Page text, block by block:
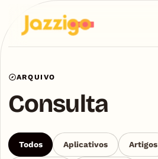
ARQUIVO
Consulta
Todos Aplicativos Artigos